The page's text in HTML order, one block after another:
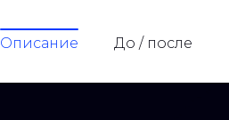
Описание До / после